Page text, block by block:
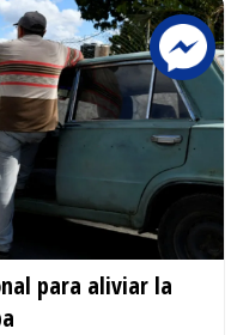
para aliviar la